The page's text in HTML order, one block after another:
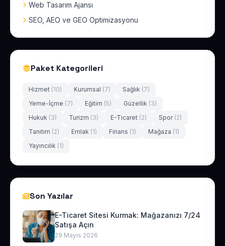
Web Tasarım Ajansı
SEO, AEO ve GEO Optimizasyonu
Paket Kategorileri
Hizmet (10) Kurumsal (7) Sağlık (7)
Yeme-İçme (7) Eğitim (5) Güzellik (3)
Hukuk (3) Turizm (3) E-Ticaret (2) Spor (2)
Tanıtım (2) Emlak (1) Finans (1) Mağaza (1)
Yayıncılık (1)
Son Yazılar
E-Ticaret Sitesi Kurmak: Mağazanızı 7/24
Satışa Açın
29 Mayıs 2026